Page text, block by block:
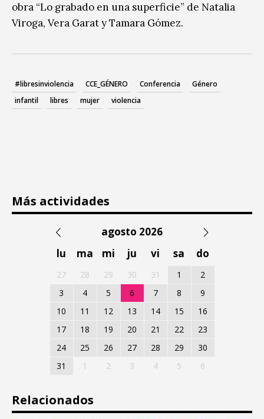
obra “Lo grabado en una superficie” de Natalia
Viroga, Vera Garat y Tamara Gómez.
#libresinviolencia CCE_GÉNERO Conferencia
Género
infantil
libres mujer violencia
Más actividades
agosto 2026
lu
ma mi ju vi sa do
27 28 29 30 31 1
2
3
4 5 6 7 8
9
10
11 12 13 14 15
16
17
18 19 20 21 22
23
24
25 26 27 28 29
30
31
1 2 3 4 5 6
Relacionados